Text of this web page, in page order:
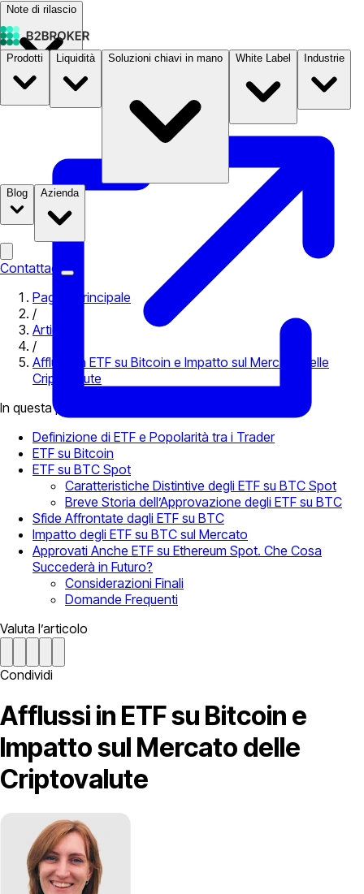
Note di rilascio
PrezziB2STORE
Prodotti Liquidità Soluzioni chiavi in mano White Label Industrie
Blog Azienda
Contattaci
Pagina principale
/
Articoli
/
Afflussi in ETF su Bitcoin e Impatto sul Mercato delle
Criptovalute
In questa pagina
Definizione di ETF e Popolarità tra i Trader
ETF su Bitcoin
ETF su BTC Spot
Caratteristiche Distintive degli ETF su BTC Spot
Breve Storia dell’Approvazione degli ETF su BTC
Sfide Affrontate dagli ETF su BTC
Impatto degli ETF su BTC sul Mercato
Approvati Anche ETF su Ethereum Spot. Che Cosa
Succederà in Futuro?
Considerazioni Finali
Domande Frequenti
Valuta l’articolo
Condividi
Afflussi in ETF su Bitcoin e
Impatto sul Mercato delle
Criptovalute